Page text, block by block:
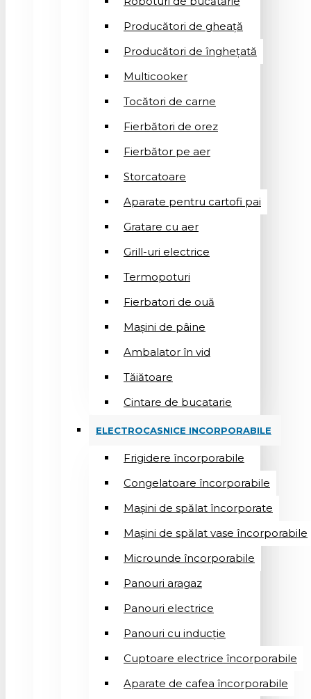
Producători de gheață
Producători de înghețată
Multicooker
Tocători de carne
Fierbători de orez
Fierbător pe aer
Storcatoare
Aparate pentru cartofi pai
Gratare cu aer
Grill-uri electrice
Termopoturi
Fierbatori de ouă
Mașini de pâine
Ambalator în vid
Tăiătoare
Cintare de bucatarie
ELECTROCASNICE INCORPORABILE
Frigidere încorporabile
Congelatoare încorporabile
Mașini de spălat încorporate
Mașini de spălat vase încorporabile
Microunde încorporabile
Panouri aragaz
Panouri electrice
Panouri cu inducție
Cuptoare electrice încorporabile
Aparate de cafea încorporabile